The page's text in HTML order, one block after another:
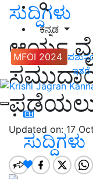
ಕನ್ನಡ
MFOI 2024
ಇತರೆ
ಸುದ್ದಿಗಳು
ಸುದ್ದಿಗಳು
ಆರ್ಯ
ಪಡೆಯಲು
Updated on: 17